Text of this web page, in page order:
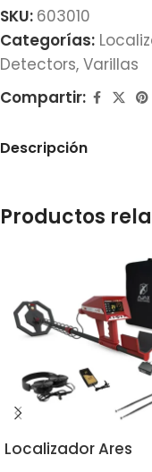
SKU: 603010
Categorías:
Detectors, Varillas
Compartir:
Descripción
Productos
Localizador Ares